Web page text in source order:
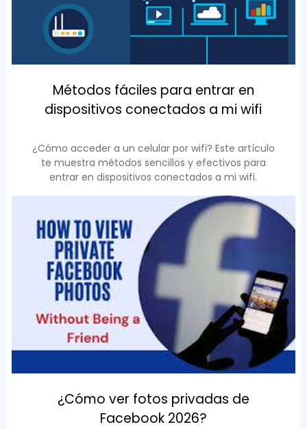
Métodos fáciles para entrar en
dispositivos conectados a mi wifi
¿Cómo acceder a un celular por wifi? Este artículo
te muestra métodos sencillos y efectivos para
entrar en dispositivos conectados a mi wifi.
¿Cómo ver fotos privadas de
Facebook 2026?